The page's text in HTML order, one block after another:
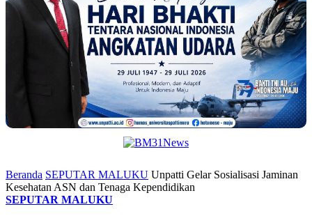
Beranda SEPUTAR MALUKU Unpatti Gelar Sosialisasi Jaminan
Kesehatan ASN dan Tenaga Kependidikan
SEPUTAR MALUKU